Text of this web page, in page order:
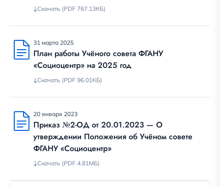
Скачать (PDF 767.13КБ)
31 марта 2025
План работы Учёного совета ФГАНУ
«Социоцентр» на 2025 год
Скачать (PDF 96.01КБ)
20 января 2023
Приказ №2-ОД от 20.01.2023 — О
утверждении Положения об Учёном совете
ФГАНУ «Социоцентр»
Скачать (PDF 4.81МБ)